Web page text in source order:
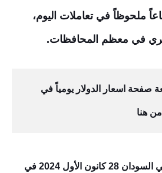
ملحوظاً في تعاملات اليوم،
صفحة اسعار الدولار يومياً في
هنا
كام سعر الدولار اليوم في السودان 28 كانون الأول 2024 في